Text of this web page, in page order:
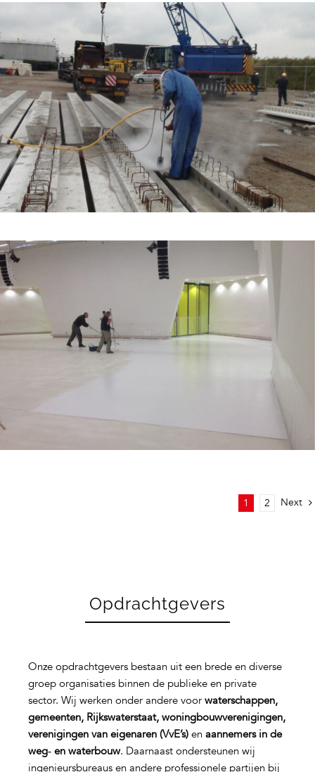
1 2 Next
Opdrachtgevers
Onze opdrachtgevers bestaan uit een brede en diverse
groep organisaties binnen de publieke en private
sector. Wij werken onder andere voor waterschappen,
gemeenten, Rijkswaterstaat, woningbouwverenigingen,
verenigingen van eigenaren (VvE’s)en aannemers in de
weg‑ en waterbouw. Daarnaast ondersteunen wij
ingenieursbureaus en andere professionele partijen bij